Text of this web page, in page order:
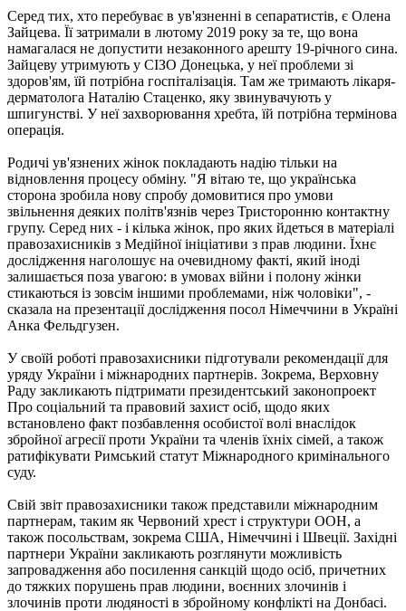
Серед тих, хто перебуває в ув'язненні в сепаратистів, є Олена
Зайцева. Її затримали в лютому 2019 року за те, що вона
намагалася не допустити незаконного арешту 19-річного сина.
Зайцеву утримують у СІЗО Донецька, у неї проблеми зі
здоров'ям, їй потрібна госпіталізація. Там же тримають лікаря-
дерматолога Наталію Стаценко, яку звинувачують у
шпигунстві. У неї захворювання хребта, їй потрібна термінова
операція.
Родичі ув'язнених жінок покладають надію тільки на
відновлення процесу обміну. "Я вітаю те, що українська
сторона зробила нову спробу домовитися про умови
звільнення деяких політв'язнів через Тристоронню контактну
групу. Серед них - і кілька жінок, про яких йдеться в матеріалі
правозахисників з Медійної ініціативи з прав людини. Їхнє
дослідження наголошує на очевидному факті, який іноді
залишається поза увагою: ​​в умовах війни і полону жінки
стикаються із зовсім іншими проблемами, ніж чоловіки", -
сказала на презентації дослідження посол Німеччини в Україні
Анка Фельдгузен.
У своїй роботі правозахисники підготували рекомендації для
уряду України і міжнародних партнерів. Зокрема, Верховну
Раду закликають підтримати президентський законопроект
Про соціальний та правовий захист осіб, щодо яких
встановлено факт позбавлення особистої волі внаслідок
збройної агресії проти України та членів їхніх сімей, а також
ратифікувати Римський статут Міжнародного кримінального
суду.
Свій звіт правозахисники також представили міжнародним
партнерам, таким як Червоний хрест і структури ООН, а
також посольствам, зокрема США, Німеччині і Швеції. Західні
партнери України закликають розглянути можливість
запровадження або посилення санкцій щодо осіб, причетних
до тяжких порушень прав людини, воєнних злочинів і
злочинів проти людяності в збройному конфлікті на Донбасі.